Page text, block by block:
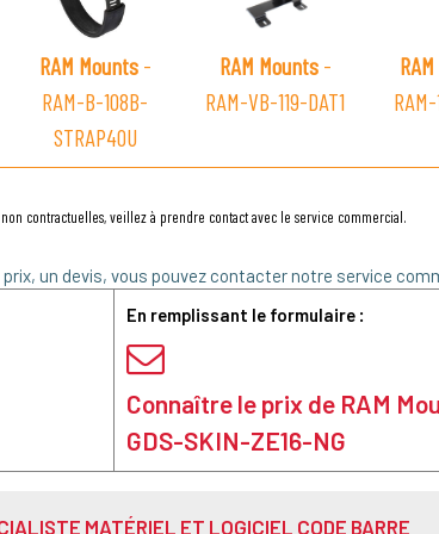
RAM Mounts-
RAM-B-108B-
STRAP40U
RAM Mounts-
RAM-VB-119-DAT1
contractuelles, veillez à prendre contact avec le service commercial.
un devis, vous pouvez contacter notre service
En remplissant le formulaire :
Connaître le prix de RAM
GDS-SKIN-ZE16-NG
MATÉRIEL ET LOGICIEL CODE BARRE